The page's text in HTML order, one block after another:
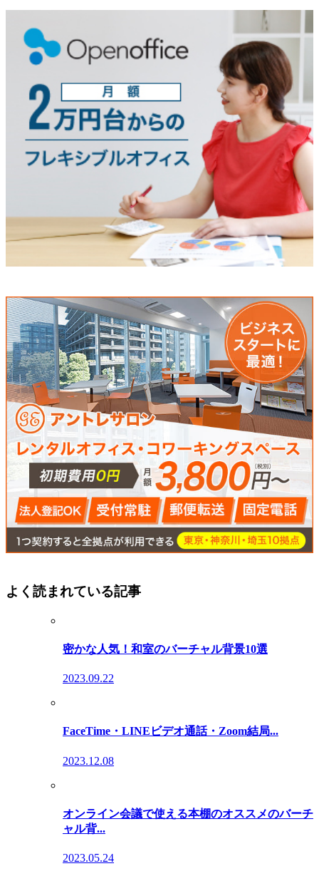
よく読まれている記事
密かな人気！和室のバーチャル背景10選
2023.09.22
FaceTime・LINEビデオ通話・Zoom結局...
2023.12.08
オンライン会議で使える本棚のオススメのバーチ
ャル背...
2023.05.24